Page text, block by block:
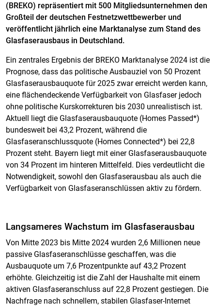
(BREKO) repräsentiert mit 500 Mitgliedsunternehmen den
Großteil der deutschen Festnetzwettbewerber und
veröffentlicht jährlich eine Marktanalyse zum Stand des
Glasfaserausbaus in Deutschland.
Ein zentrales Ergebnis der BREKO Marktanalyse 2024 ist die
Prognose, dass das politische Ausbauziel von 50 Prozent
Glasfaserausbauquote für 2025 zwar erreicht werden kann,
eine flächendeckende Verfügbarkeit von Glasfaser jedoch
ohne politische Kurskorrekturen bis 2030 unrealistisch ist.
Aktuell liegt die Glasfaserausbauquote (Homes Passed*)
bundesweit bei 43,2 Prozent, während die
Glasfaseranschlussquote (Homes Connected*) bei 22,8
Prozent steht. Bayern liegt mit einer Glasfaserausbauquote
von 34 Prozent im hinteren Mittelfeld. Dies verdeutlicht die
Notwendigkeit, sowohl den Glasfaserausbau als auch die
Verfügbarkeit von Glasfaseranschlüssen aktiv zu fördern.
Langsameres Wachstum im Glasfaserausbau
Von Mitte 2023 bis Mitte 2024 wurden 2,6 Millionen neue
passive Glasfaseranschlüsse geschaffen, was die
Ausbauquote um 7,6 Prozentpunkte auf 43,2 Prozent
erhöhte. Gleichzeitig ist die Zahl der Haushalte mit einem
aktiven Glasfaseranschluss auf 22,8 Prozent gestiegen. Die
Nachfrage nach schnellem, stabilen Glasfaser-Internet